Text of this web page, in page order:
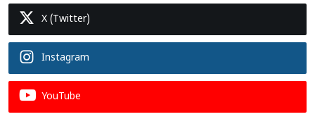
X (Twitter)
Instagram
YouTube